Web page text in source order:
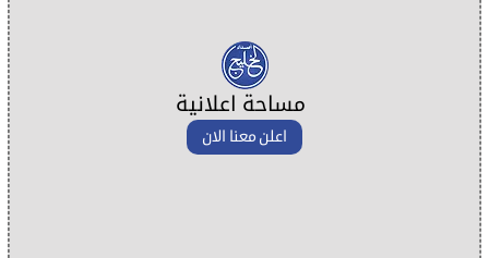
مساحة اعلانية
اعلن معنا الان